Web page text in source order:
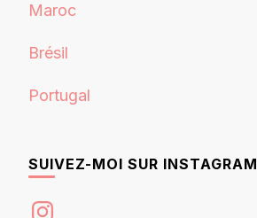
Maroc
Brésil
Portugal
SUIVEZ-MOI SUR INSTAGRAM
Instagram